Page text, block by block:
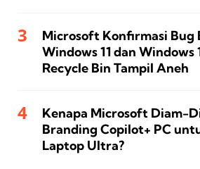
Microsoft Konfirmasi Bug
Windows 11 dan Windows
Recycle Bin Tampil Aneh
Kenapa Microsoft Diam-
Branding Copilot+ PC
Laptop Ultra?